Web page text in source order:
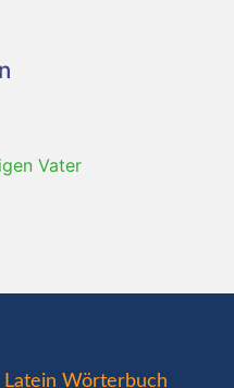
Vater
Latein Wörterbuch